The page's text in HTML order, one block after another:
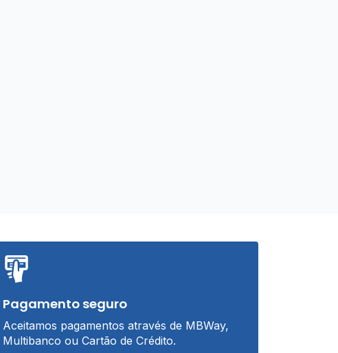
Pagamento seguro
Aceitamos pagamentos através de MBWay,
Multibanco ou Cartão de Crédito.